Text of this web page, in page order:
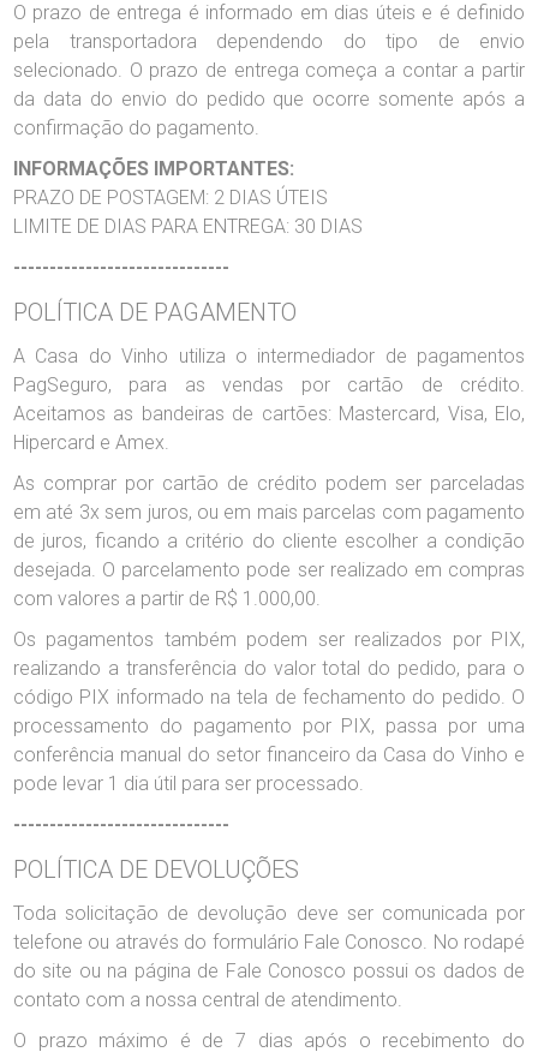
O prazo de entrega é informado em dias úteis e é definido
pela transportadora dependendo do tipo de envio
selecionado. O prazo de entrega começa a contar a partir
da data do envio do pedido que ocorre somente após a
confirmação do pagamento.
INFORMAÇÕES IMPORTANTES:
PRAZO DE POSTAGEM: 2 DIAS ÚTEIS
LIMITE DE DIAS PARA ENTREGA: 30 DIAS
------------------------------
POLÍTICA DE PAGAMENTO
A Casa do Vinho utiliza o intermediador de pagamentos
PagSeguro, para as vendas por cartão de crédito.
Aceitamos as bandeiras de cartões: Mastercard, Visa, Elo,
Hipercard e Amex.
As comprar por cartão de crédito podem ser parceladas
em até 3x sem juros, ou em mais parcelas com pagamento
de juros, ficando a critério do cliente escolher a condição
desejada. O parcelamento pode ser realizado em compras
com valores a partir de R$ 1.000,00.
Os pagamentos também podem ser realizados por PIX,
realizando a transferência do valor total do pedido, para o
código PIX informado na tela de fechamento do pedido. O
processamento do pagamento por PIX, passa por uma
conferência manual do setor financeiro da Casa do Vinho e
pode levar 1 dia útil para ser processado.
------------------------------
POLÍTICA DE DEVOLUÇÕES
Toda solicitação de devolução deve ser comunicada por
telefone ou através do formulário Fale Conosco. No rodapé
do site ou na página de Fale Conosco possui os dados de
contato com a nossa central de atendimento.
O prazo máximo é de 7 dias após o recebimento do